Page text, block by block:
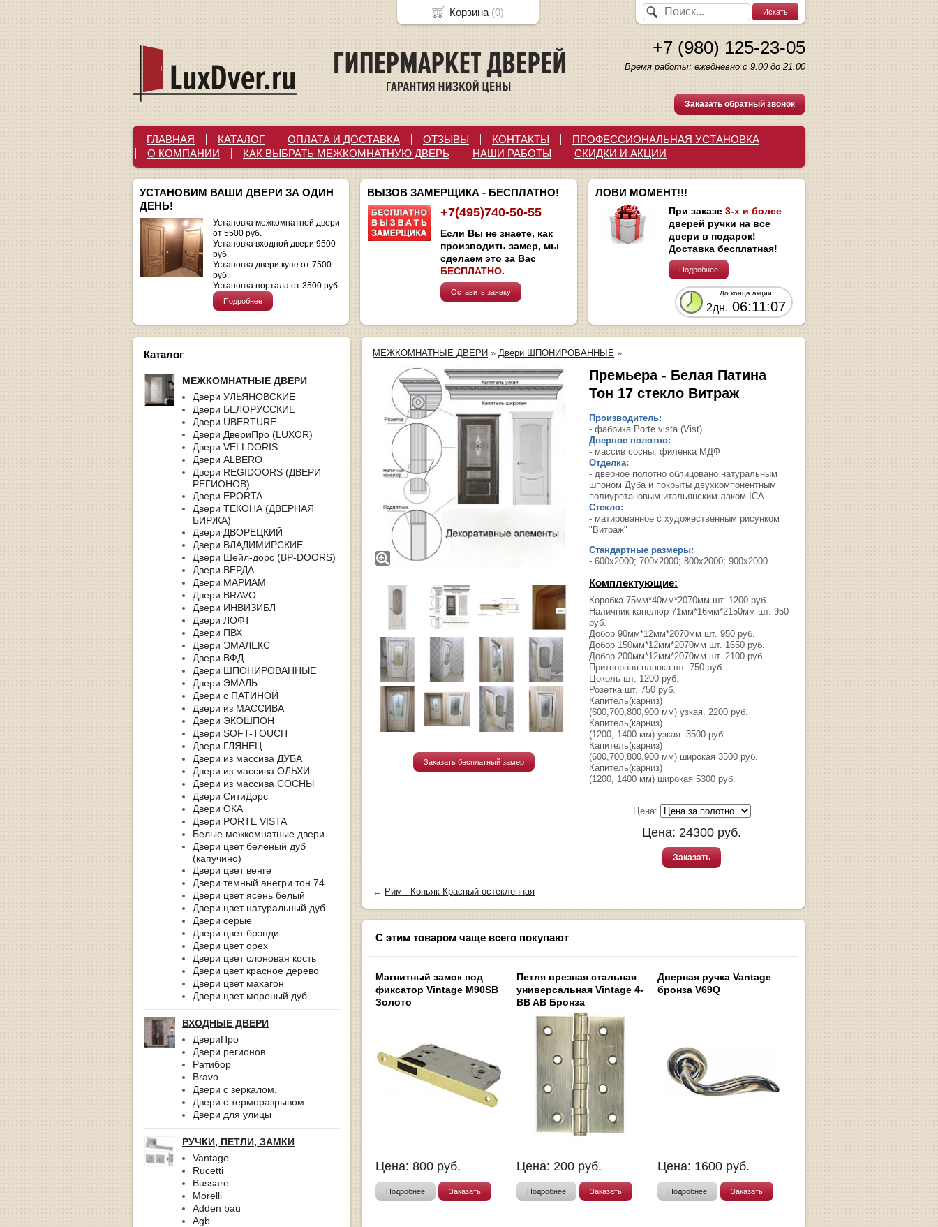
+7 (980) 125-23-05
Время работы: ежедневно с 9.00 до 21.00
Заказать обратный звонок
ГЛАВНАЯ КАТАЛОГ ОПЛАТА И ДОСТАВКА ОТЗЫВЫ КОНТАКТЫ
ПРОФЕССИОНАЛЬНАЯ УСТАНОВКА
О КОМПАНИИ
КАК ВЫБРАТЬ МЕЖКОМНАТНУЮ ДВЕРЬ НАШИ РАБОТЫ СКИДКИ И АКЦИИ
УСТАНОВИМ ВАШИ ДВЕРИ ЗА ОДИН
ДЕНЬ!
Установка межкомнатной двери
от 5500 руб.
Установка входной двери 9500
руб.
Установка двери купе от 7500
руб.
Установка портала от 3500 руб.
Подробнее
ВЫЗОВ ЗАМЕРЩИКА - БЕСПЛАТНО!
+7(495)740-50-55
Если Вы не знаете, как
производить замер, мы
сделаем это за Вас
БЕСПЛАТНО.
Оставить заявку
ЛОВИ МОМЕНТ!!!
При заказе 3-х и более
дверей ручки на все
двери в подарок!
Доставка бесплатная!
Подробнее
До конца акции
2дн. 06:11:06
Каталог
МЕЖКОМНАТНЫЕ ДВЕРИ
Двери УЛЬЯНОВСКИЕ
Двери БЕЛОРУССКИЕ
Двери UBERTURE
Двери ДвериПро (LUXOR)
Двери VELLDORIS
Двери ALBERO
Двери REGIDOORS (ДВЕРИ
РЕГИОНОВ)
Двери EPORTA
Двери ТЕКОНА (ДВЕРНАЯ
БИРЖА)
Двери ДВОРЕЦКИЙ
Двери ВЛАДИМИРСКИЕ
Двери Шейл-дорс (BP-DOORS)
Двери ВЕРДА
Двери МАРИАМ
Двери BRAVO
Двери ИНВИЗИБЛ
Двери ЛОФТ
Двери ПВХ
Двери ЭМАЛЕКС
Двери ВФД
Двери ШПОНИРОВАННЫЕ
Двери ЭМАЛЬ
Двери с ПАТИНОЙ
Двери из МАССИВА
Двери ЭКОШПОН
Двери SOFT-TOUCH
Двери ГЛЯНЕЦ
Двери из массива ДУБА
Двери из массива ОЛЬХИ
Двери из массива СОСНЫ
Двери СитиДорс
Двери ОКА
Двери PORTE VISTA
Белые межкомнатные двери
Двери цвет беленый дуб
(капучино)
Двери цвет венге
Двери темный анегри тон 74
Двери цвет ясень белый
Двери цвет натуральный дуб
Двери серые
Двери цвет брэнди
Двери цвет орех
Двери цвет слоновая кость
Двери цвет красное дерево
Двери цвет махагон
Двери цвет мореный дуб
ВХОДНЫЕ ДВЕРИ
ДвериПро
Двери регионов
Ратибор
Bravo
Двери с зеркалом.
Двери с терморазрывом
Двери для улицы
РУЧКИ, ПЕТЛИ, ЗАМКИ
Vantage
Rucetti
Bussare
Morelli
Adden bau
Agb
МЕЖКОМНАТНЫЕ ДВЕРИ » Двери ШПОНИРОВАННЫЕ »
Заказать бесплатный замер
Премьера - Белая Патина
Тон 17 стекло Витраж
Производитель:
- фабрика Porte vista (Vist)
Дверное полотно:
- массив сосны, филенка МДФ
Отделка:
- дверное полотно облицовано натуральным
шпоном Дуба и покрыты двухкомпонентным
полиуретановым итальянским лаком ICA
Стекло:
- матированное с художественным рисунком
"Витраж"
Стандартные размеры:
- 600х2000; 700х2000; 800х2000; 900х2000
Комплектующие:
Коробка 75мм*40мм*2070мм шт. 1200 руб.
Наличник канелюр 71мм*16мм*2150мм шт. 950
руб.
Добор 90мм*12мм*2070мм шт. 950 руб.
Добор 150мм*12мм*2070мм шт. 1650 руб.
Добор 200мм*12мм*2070мм шт. 2100 руб.
Притворная планка шт. 750 руб.
Цоколь шт. 1200 руб.
Розетка шт. 750 руб.
Капитель(карниз)
(600,700,800,900 мм) узкая. 2200 руб.
Капитель(карниз)
(1200, 1400 мм) узкая. 3500 руб.
Капитель(карниз)
(600,700,800,900 мм) широкая 3500 руб.
Капитель(карниз)
(1200, 1400 мм) широкая 5300 руб.
Цена:
Цена: 24300 руб.
Заказать
← Рим - Коньяк Красный остекленная
С этим товаром чаще всего покупают
Магнитный замок под
фиксатор Vintage M90SB
Золото
Цена: 800 руб.
Подробнее Заказать
Петля врезная стальная
универсальная Vintage 4-
BB AB Бронза
Цена: 200 руб.
Подробнее Заказать
Дверная ручка Vantage
бронза V69Q
Цена: 1600 руб.
Подробнее Заказать
Корзина (0)